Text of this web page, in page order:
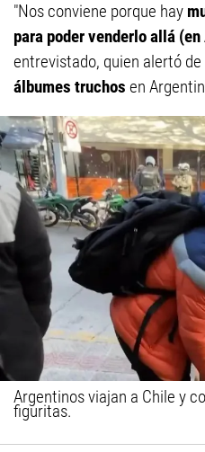
"Nos conviene porque hay
para poder venderlo allá
entrevistado, quien alertó
álbumes truchos en
Argentinos viajan a Chile y
figuritas.